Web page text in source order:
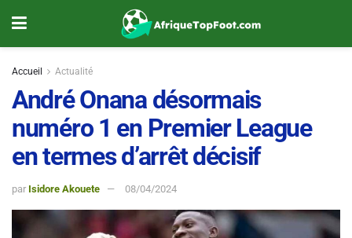
Accueil Actualité
André Onana désormais
numéro 1 en Premier League
en termes d’arrêt décisif
par Isidore Akouete 08/04/2024